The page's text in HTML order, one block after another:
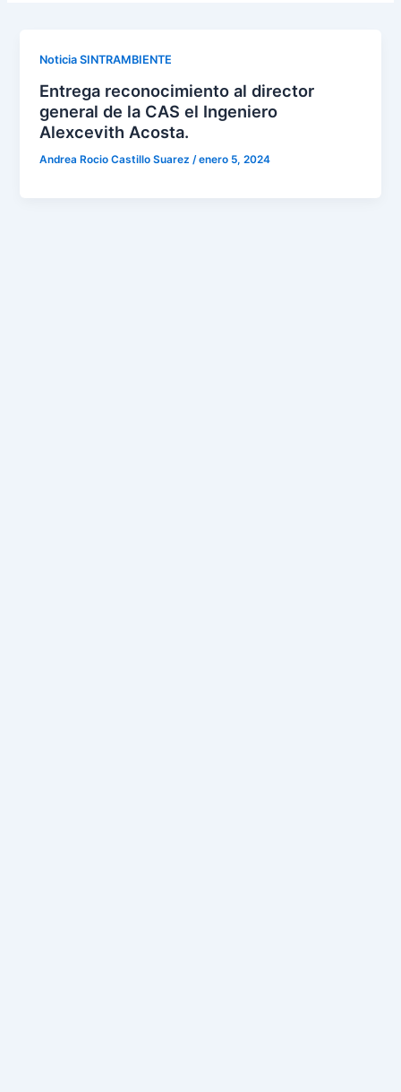
Noticia SINTRAMBIENTE
Entrega reconocimiento al director
general de la CAS el Ingeniero
Alexcevith Acosta.
Andrea Rocio Castillo Suarez/enero 5, 2024